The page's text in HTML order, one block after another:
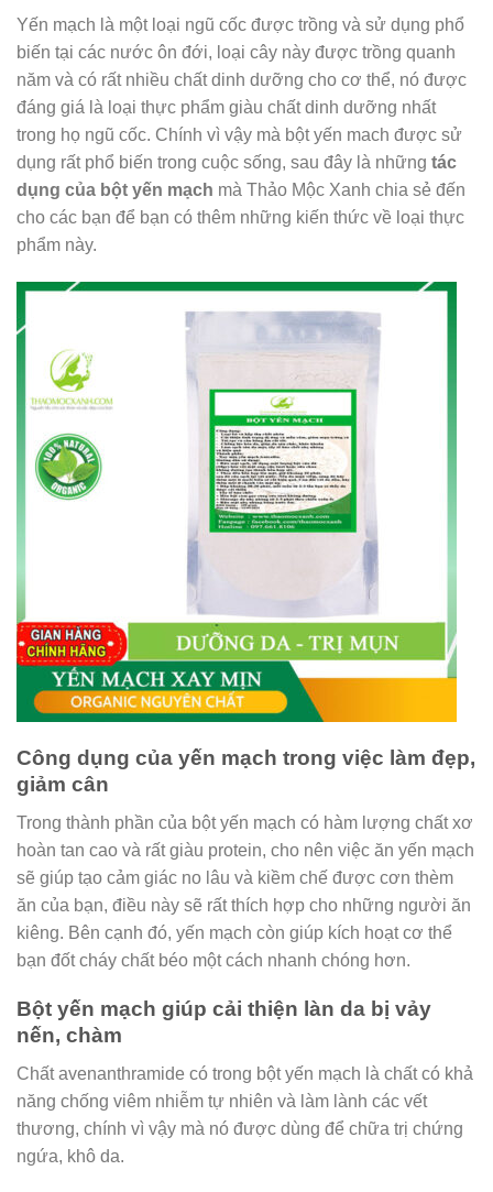
Yến mạch là một loại ngũ cốc được trồng và sử dụng phổ
biến tại các nước ôn đới, loại cây này được trồng quanh
năm và có rất nhiều chất dinh dưỡng cho cơ thể, nó được
đáng giá là loại thực phẩm giàu chất dinh dưỡng nhất
trong họ ngũ cốc. Chính vì vậy mà bột yến mach được sử
dụng rất phổ biến trong cuộc sống, sau đây là những tác
dụng của bột yến mạch mà Thảo Mộc Xanh chia sẻ đến
cho các bạn để bạn có thêm những kiến thức về loại thực
phẩm này.
Công dụng của yến mạch trong việc làm đẹp,
giảm cân
Trong thành phần của bột yến mạch có hàm lượng chất xơ
hoàn tan cao và rất giàu protein, cho nên việc ăn yến mạch
sẽ giúp tạo cảm giác no lâu và kiềm chế được cơn thèm
ăn của bạn, điều này sẽ rất thích hợp cho những người ăn
kiêng. Bên cạnh đó, yến mạch còn giúp kích hoạt cơ thể
bạn đốt cháy chất béo một cách nhanh chóng hơn.
Bột yến mạch giúp cải thiện làn da bị vảy
nến, chàm
Chất avenanthramide có trong bột yến mạch là chất có khả
năng chống viêm nhiễm tự nhiên và làm lành các vết
thương, chính vì vậy mà nó được dùng để chữa trị chứng
ngứa, khô da.